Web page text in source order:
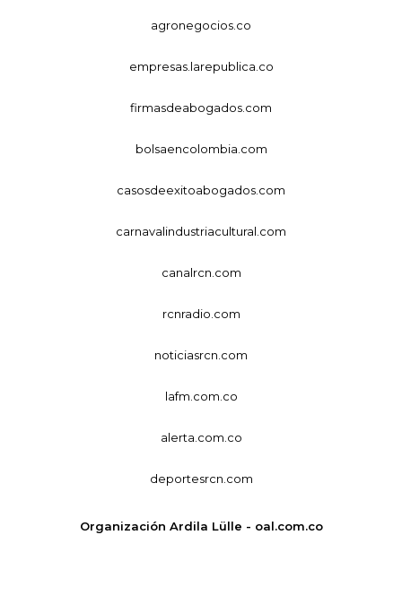
agronegocios.co
empresas.larepublica.co
firmasdeabogados.com
bolsaencolombia.com
casosdeexitoabogados.com
carnavalindustriacultural.com
canalrcn.com
rcnradio.com
noticiasrcn.com
lafm.com.co
alerta.com.co
deportesrcn.com
Organización Ardila Lülle - oal.com.co